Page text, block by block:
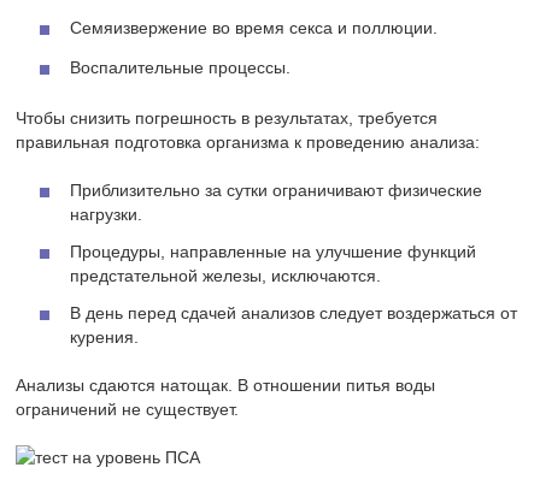
Семяизвержение во время секса и поллюции.
Воспалительные процессы.
Чтобы снизить погрешность в результатах, требуется
правильная подготовка организма к проведению анализа:
Приблизительно за сутки ограничивают физические
нагрузки.
Процедуры, направленные на улучшение функций
предстательной железы, исключаются.
В день перед сдачей анализов следует воздержаться от
курения.
Анализы сдаются натощак. В отношении питья воды
ограничений не существует.